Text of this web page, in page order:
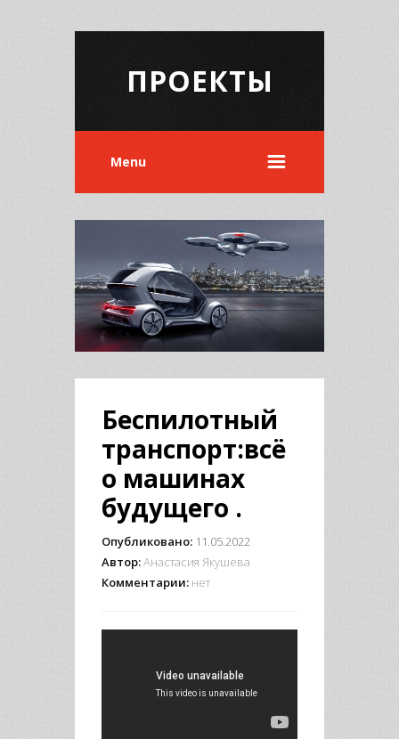
ПРОЕКТЫ
Menu
Беспилотный
транспорт:всё
о машинах
будущего .
Опубликовано: 11.05.2022
Автор:Анастасия Якушева
Комментарии: нет